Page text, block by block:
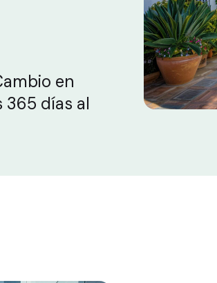
en
365 días al